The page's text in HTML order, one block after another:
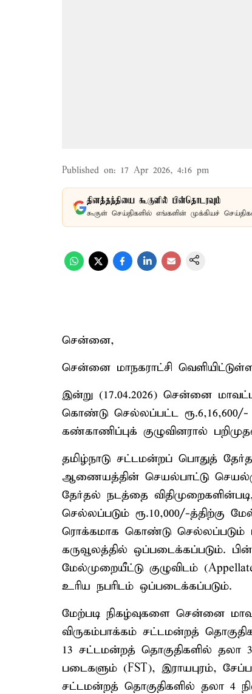
Published on: 17 Apr 2026, 4:16 pm
தினத்தந்தியை கூகுளில் பின்தொடரவும்
கூகுள் செய்திகளில் எங்களின் முக்கியச்
சென்னை,
சென்னை மாநகராட்சி வெளியிட்டுள்ள
இன்று (17.04.2026) சென்னை
கொண்டு செல்லப்பட்ட
கண்காணிப்புக் குழுவினரால்
தமிழ்நாடு சட்டமன்றப் பொதுத்
ஆணையத்தின் செயல்பாட்டு
தேர்தல் நடத்தை
செல்லப்படும் ரூ.10,000/-த்திற்கு
ரொக்கமாக கொண்டு செல்லப்படும்
கருவூலத்தில் ஒப்படைக்கப்படும்.
மேல்முறையீட்டு குழுவிடம்
உரிய நபரிடம் ஒப்படைக்கப்படும்.
மேற்படி நிகழ்வுகளை சென்னை
விருகம்பாக்கம் சட்டமன்றத்
13 சட்டமன்றத் தொகுதிகளில் தலா
படைகளும் (FST), இராயபுரம்,
சட்டமன்றத் தொகுதிகளில் தலா 4